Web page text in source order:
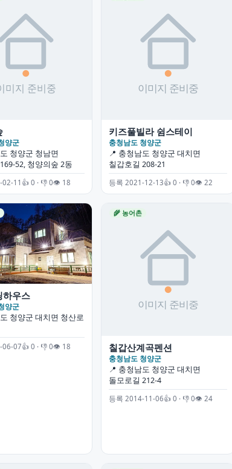
양군
청양군 청남면
52, 청양의숲 2동
02-11 👍 0 · 👎 0👁 18
키즈풀빌라 쉼스테이
충청남도 청양군
📍 충청남도 청양군 대치면
칠갑호길 208-21
등록 2021-12-13👍 0 · 👎 0👁 22
하우스
양군
청양군 대치면 청산로
06-07👍 0 · 👎 0👁 18
🌾 농어촌
칠갑산계곡펜션
충청남도 청양군
📍 충청남도 청양군 대치면
돌모로길 212-4
등록 2014-11-06👍 0 · 👎 0👁 24